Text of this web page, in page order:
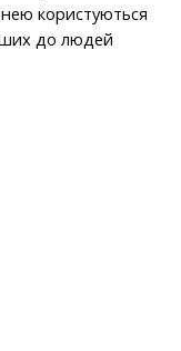
нею користуються
до людей